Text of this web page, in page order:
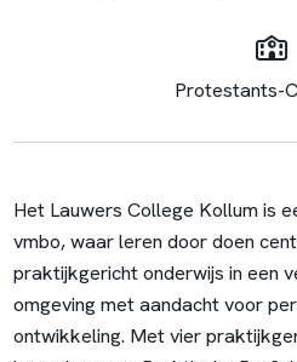
Protestants-
Het Lauwers College Kollum is
vmbo, waar leren door doen
praktijkgericht onderwijs in een
omgeving met aandacht voor
ontwikkeling. Met vier